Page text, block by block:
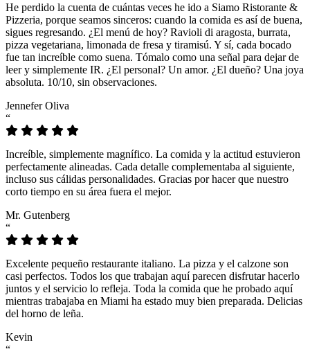
He perdido la cuenta de cuántas veces he ido a Siamo Ristorante &
Pizzeria, porque seamos sinceros: cuando la comida es así de buena,
sigues regresando. ¿El menú de hoy? Ravioli di aragosta, burrata,
pizza vegetariana, limonada de fresa y tiramisú. Y sí, cada bocado
fue tan increíble como suena. Tómalo como una señal para dejar de
leer y simplemente IR. ¿El personal? Un amor. ¿El dueño? Una joya
absoluta. 10/10, sin observaciones.
Jennefer Oliva
“
Increíble, simplemente magnífico. La comida y la actitud estuvieron
perfectamente alineadas. Cada detalle complementaba al siguiente,
incluso sus cálidas personalidades. Gracias por hacer que nuestro
corto tiempo en su área fuera el mejor.
Mr. Gutenberg
“
Excelente pequeño restaurante italiano. La pizza y el calzone son
casi perfectos. Todos los que trabajan aquí parecen disfrutar hacerlo
juntos y el servicio lo refleja. Toda la comida que he probado aquí
mientras trabajaba en Miami ha estado muy bien preparada. Delicias
del horno de leña.
Kevin
“